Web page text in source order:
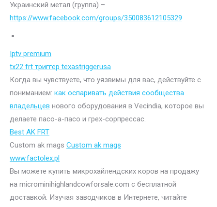
Украинский метал (группа) –
https://www.facebook.com/groups/350083612105329
Iptv premium
tx22 frt триггер texastriggerusa
Когда вы чувствуете, что уязвимы для вас, действуйте с
пониманием: как оспаривать действия сообщества
владельцев нового оборудования в Vecindia, которое вы
делаете пасо-а-пасо и грех-сорпрессас.
Best AK FRT
Custom ak mags Custom ak mags
www.factolex.pl
Вы можете купить микрохайлендских коров на продажу
на microminihighlandcowforsale.com с бесплатной
доставкой. Изучая заводчиков в Интернете, читайте